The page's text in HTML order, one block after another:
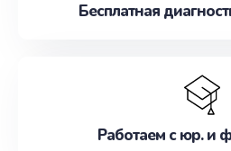
Бесплатная
Работаем с юр. и